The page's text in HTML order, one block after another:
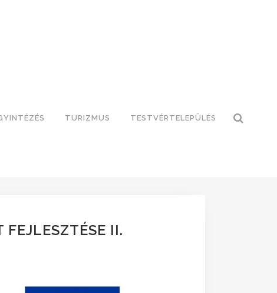
TURIZMUS TESTVÉRTELEPÜLÉS
FEJLESZTÉSE II.